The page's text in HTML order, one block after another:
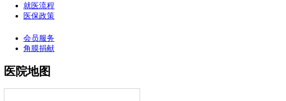
就医流程
医保政策
会员服务
角膜捐献
医院地图